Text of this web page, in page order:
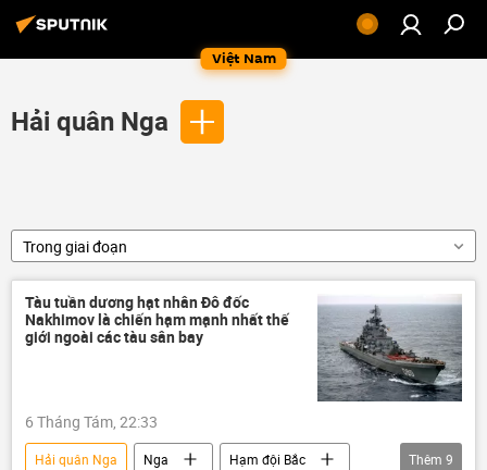
Việt Nam
Hải quân Nga
Trong giai đoạn
Tàu tuần dương hạt nhân Đô đốc
Nakhimov là chiến hạm mạnh nhất thế
giới ngoài các tàu sân bay
6 Tháng Tám, 22:33
Hải quân Nga Nga
Hạm đội Bắc
Thêm 9